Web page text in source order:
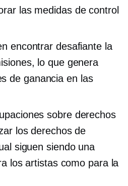
las medidas de control
encontrar desafiante la
lo que genera
de ganancia en las
sobre derechos
los derechos de
siguen siendo una
los artistas como para la